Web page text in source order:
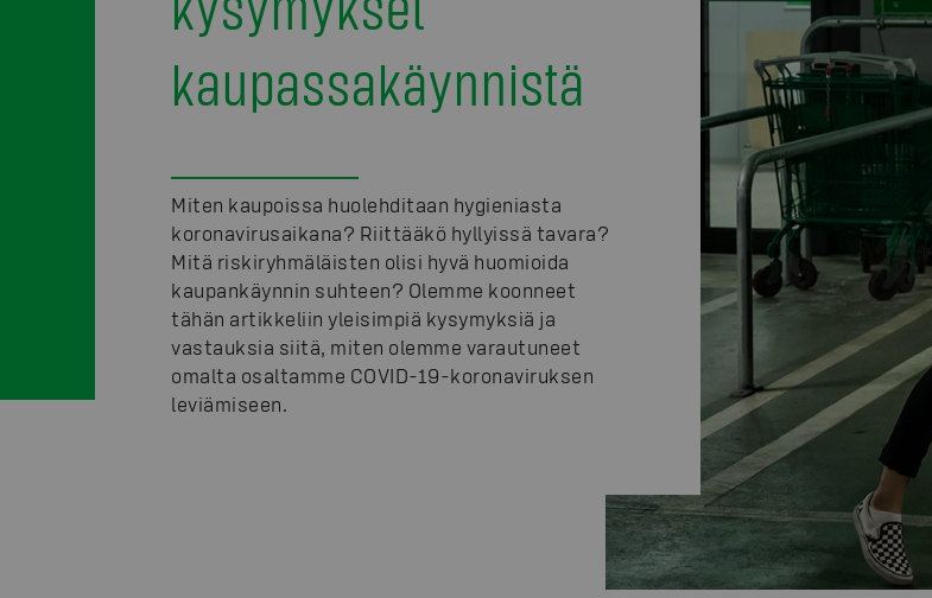
kaupassakäynnistä
Miten kaupoissa huolehditaan hygieniasta
koronavirusaikana? Riittääkö hyllyissä tavara?
Mitä riskiryhmäläisten olisi hyvä huomioida
kaupankäynnin suhteen? Olemme koonneet
tähän artikkeliin yleisimpiä kysymyksiä ja
vastauksia siitä, miten olemme varautuneet
omalta osaltamme COVID-19-koronaviruksen
leviämiseen.